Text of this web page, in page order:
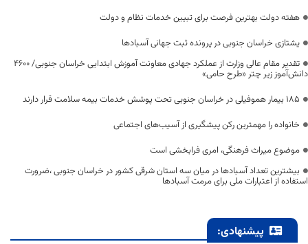
هفته دولت بهترین فرصت برای تبیین خدمات نظام و دولت
یشتازی خراسان جنوبی در پرونده ثبت جهانی آسبادها
تقدیر مقام عالی وزارت از عملکرد جهادی معاونت آموزش ابتدایی خراسان جنوبی/ ۴۶۰۰
دانش‌آموز زیر چتر «طرح حامی»
۱۸۵ بیمار هموفیلی در خراسان جنوبی تحت پوشش خدمات بیمه سلامت قرار دارند
خانواده را مهمترین رکن پیشگیری از آسیب‌های اجتماعی
موضوع میراث فرهنگی، امری فرابخشی است
بیشترین تعداد آسبادها در میان سه استان شرقی کشور در خراسان جنوبی ،ضرورت
استفاده از اعتبارات ملی برای مرمت آسبادها
پیشنهادی: